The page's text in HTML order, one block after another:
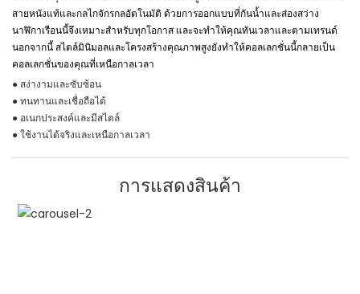
สายหนังแท้และกลไกจักรกลอัตโนมัติ ด้วยการออกแบบที่กันน้ำและส่องสว่าง
นาฬิกาเรือนนี้จึงเหมาะสำหรับทุกโอกาส และจะทำให้คุณทันเวลาและตามเทรนด์
นอกจากนี้ สไตล์มินิมอลและโครงสร้างคุณภาพสูงยังทำให้คอลเลกชั่นนี้กลายเป็น
คอลเลกชั่นของคุณที่เหนือกาลเวลา
● สง่างามและซับซ้อน
● ทนทานและเชื่อถือได้
● อเนกประสงค์และมีสไตล์
● ใช้งานได้จริงและเหนือกาลเวลา
การแสดงสินค้า